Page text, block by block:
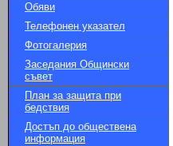
Обяви
Телефонен указател
Фотогалерия
Заседания Общински
съвет
План за защита при
бедствия
Достъп до обществена
информация